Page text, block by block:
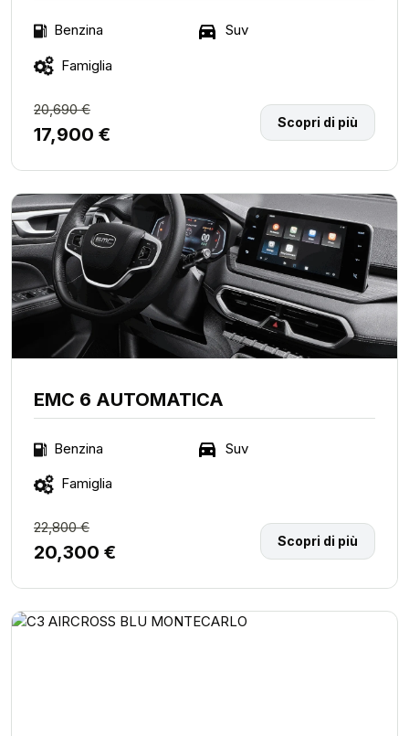
Benzina Suv
Famiglia
20,690 €
17,900 €
Scopri di più
EMC 6 AUTOMATICA
Benzina Suv
Famiglia
22,800 €
20,300 €
Scopri di più